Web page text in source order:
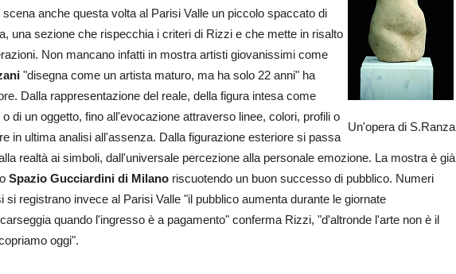
Un'opera di S.Ranza
scena anche questa volta al Parisi Valle un piccolo spaccato di
una sezione che rispecchia i criteri di Rizzi e che mette in risalto
Non mancano infatti in mostra artisti giovanissimi come
"disegna come un artista maturo, ma ha solo 22 anni" ha
Dalla rappresentazione del reale, della figura intesa come
di un oggetto, fino all'evocazione attraverso linee, colori, profili o
in ultima analisi all'assenza. Dalla figurazione esteriore si passa
realtà ai simboli, dall'universale percezione alla personale emozione. La mostra è già
Spazio Gucciardini di Milano riscuotendo un buon successo di pubblico. Numeri
si registrano invece al Parisi Valle "il pubblico aumenta durante le giornate
quando l'ingresso è a pagamento" conferma Rizzi, "d'altronde l'arte non è il
oggi".